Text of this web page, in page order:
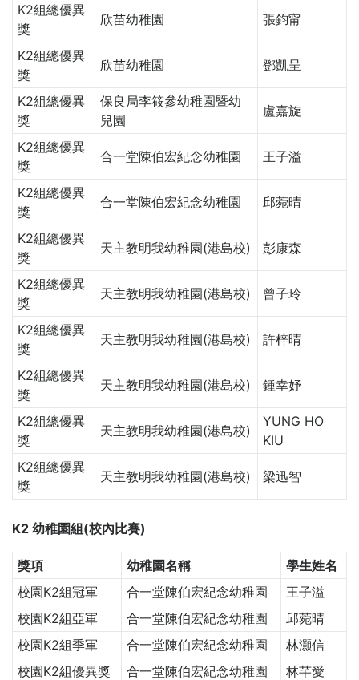
K2組總優異
獎
欣苗幼稚園 張鈞甯
K2組總優異
獎
欣苗幼稚園 鄧凱呈
K2組總優異
獎
保良局李筱參幼稚園暨幼
兒園
盧嘉旋
K2組總優異
獎
合一堂陳伯宏紀念幼稚園 王子溢
K2組總優異
獎
合一堂陳伯宏紀念幼稚園 邱菀晴
K2組總優異
獎
天主教明我幼稚園(港島校) 彭康森
K2組總優異
獎
天主教明我幼稚園(港島校) 曾子玲
K2組總優異
獎
天主教明我幼稚園(港島校) 許梓晴
K2組總優異
獎
天主教明我幼稚園(港島校) 鍾幸妤
K2組總優異
獎
天主教明我幼稚園(港島校)
YUNG HO
KIU
K2組總優異
獎
天主教明我幼稚園(港島校) 梁迅智
K2 幼稚園組(校內比賽)
獎項 幼稚園名稱
學生姓名
校園K2組冠軍
合一堂陳伯宏紀念幼稚園
王子溢
校園K2組亞軍
合一堂陳伯宏紀念幼稚園
邱菀晴
校園K2組季軍
合一堂陳伯宏紀念幼稚園
林灝信
校園K2組優異獎
合一堂陳伯宏紀念幼稚園
林芊愛